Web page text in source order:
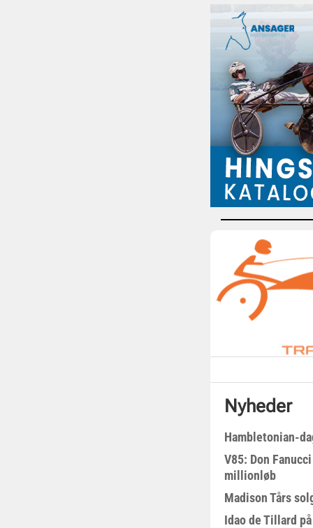
Nyheder
Hambletonian-
V85: Don
millionløb
Madison Tårs
Idao de Tillard